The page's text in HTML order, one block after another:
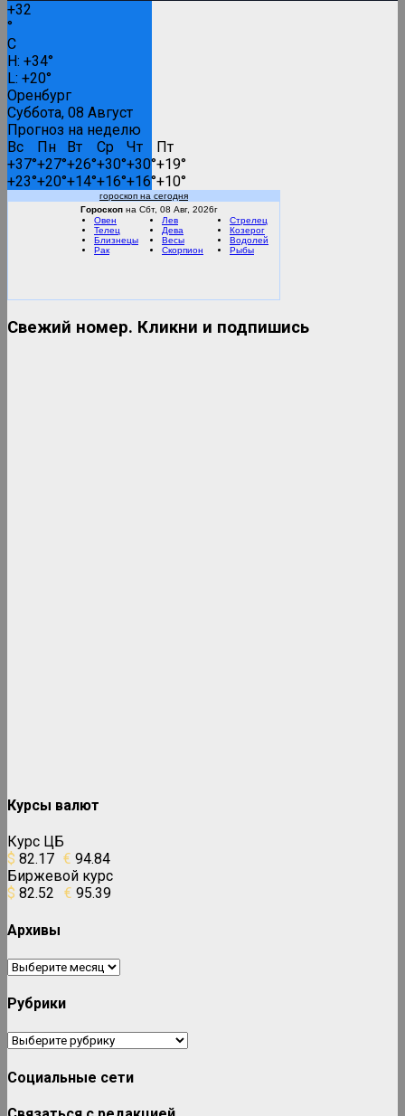
Вести FM
RMC Lounge
Дискотека 80-90
+32
°
C
H: +34°
L: +20°
Оренбург
Суббота, 08 Август
Прогноз на неделю
Вс
Пн Вт Ср Чт
Пт
+37°+27°+26°+30°+30°+19°
+23°+20°+14°+16°+16°+10°
Гороскоп на Сбт, 08 Авг, 2026г
гороскоп на сегодня
Овен
Телец
Близнецы
Рак
Лев
Дева
Весы
Скорпион
Стрелец
Козерог
Водолей
Рыбы
Свежий номер. Кликни и подпишись
Курсы валют
Курс ЦБ
$ 82.17 € 94.84
Биржевой курс
$ 82.52 € 95.39
Архивы
Архивы
Рубрики
Рубрики
Социальные сети